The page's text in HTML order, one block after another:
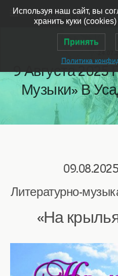
9 Августа 2025
Музыки» В
Литературно-
«На
Используя наш сайт, вы
хранить куки
Принять
Политика